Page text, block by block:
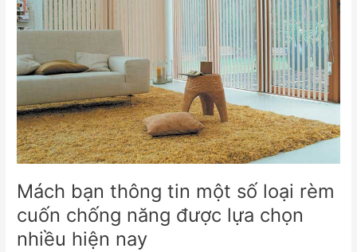
Mách bạn thông tin một số loại rèm
cuốn chống năng được lựa chọn
nhiều hiện nay
một
số
rèm
cuốn
chống
năng
được
lựa
chọn
nhiều
hiện
nay